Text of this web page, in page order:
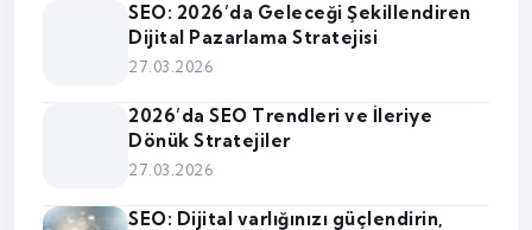
SEO: 2026’da Geleceği Şekillendiren
Dijital Pazarlama Stratejisi
27.03.2026
2026’da SEO Trendleri ve İleriye
Dönük Stratejiler
27.03.2026
SEO: Dijital varlığınızı güçlendirin,